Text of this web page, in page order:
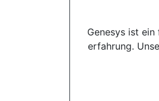
Genesys ist
erfahrung.